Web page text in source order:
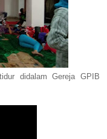
didalam Gereja GPIB